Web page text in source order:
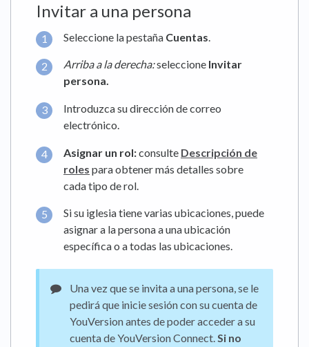
Invitar a una persona
Seleccione la pestaña Cuentas.
Arriba a la derecha:seleccione Invitar
persona.
Introduzca su dirección de correo
electrónico.
Asignar un rol:consulte Descripción de
roles para obtener más detalles sobre
cada tipo de rol.
Si su iglesia tiene varias ubicaciones, puede
asignar a la persona a una ubicación
específica o a todas las ubicaciones.
Una vez que se invita a una persona, se le
pedirá que inicie sesión con su cuenta de
YouVersion antes de poder acceder a su
cuenta de YouVersion Connect.Si no